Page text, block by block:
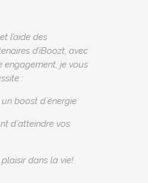
l’aide des
d’iBoozt, avec
engagement, je vous
:
boost dʼénergie
dʼatteindre vos
dans la vie!